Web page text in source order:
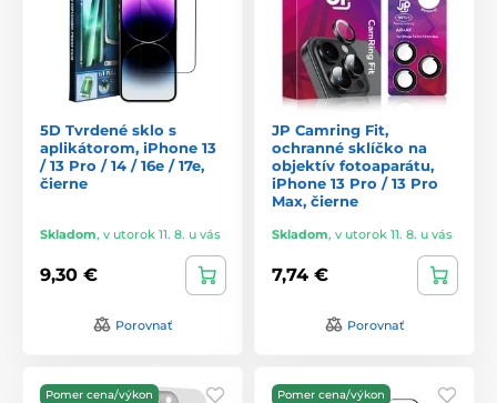
5D Tvrdené sklo s
aplikátorom, iPhone 13
/ 13 Pro / 14 / 16e / 17e,
čierne
Skladom, v utorok 11. 8. u vás
9,30 €
Porovnať
JP Camring Fit,
ochranné sklíčko na
objektív fotoaparátu,
iPhone 13 Pro / 13 Pro
Max, čierne
Skladom, v utorok 11. 8. u vás
7,74 €
Porovnať
Pomer cena/výkon Pomer cena/výkon